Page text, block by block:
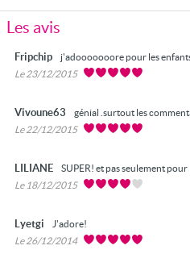
Les avis
Fripchip
j'adooooooore pour les
Le 23/12/2015
Vivoune63
génial .surtout les
Le 22/12/2015
LILIANE
SUPER! et pas seulement pour
Le 18/12/2015
Lyetgi
J'adore!
Le 26/12/2014